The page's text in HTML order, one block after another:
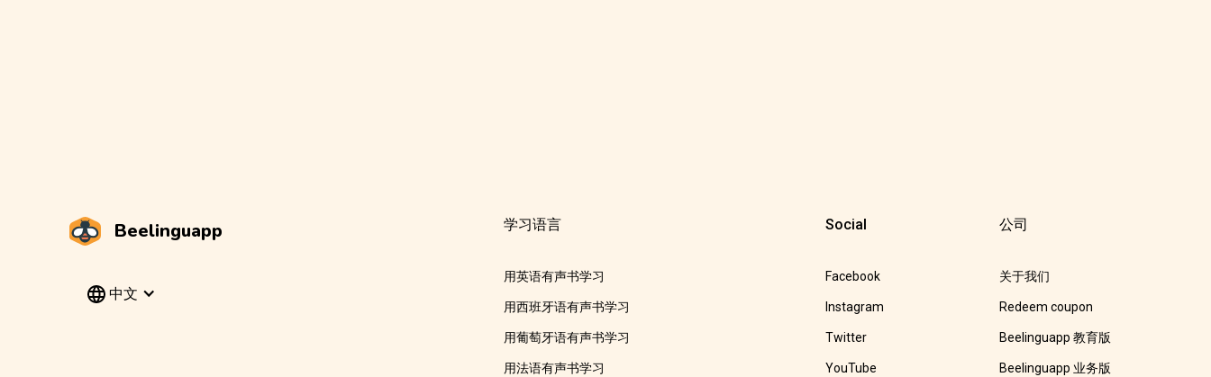
Beelinguapp
中文
学习语言
用英语有声书学习
用西班牙语有声书学习
用葡萄牙语有声书学习
用法语有声书学习
Social
Facebook
Instagram
Twitter
YouTube
公司
关于我们
Redeem coupon
Beelinguapp 教育版
Beelinguapp 业务版